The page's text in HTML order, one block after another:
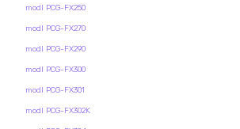
modl PCG-FX250
modl PCG-FX270
modl PCG-FX290
modl PCG-FX300
modl PCG-FX301
modl PCG-FX302K